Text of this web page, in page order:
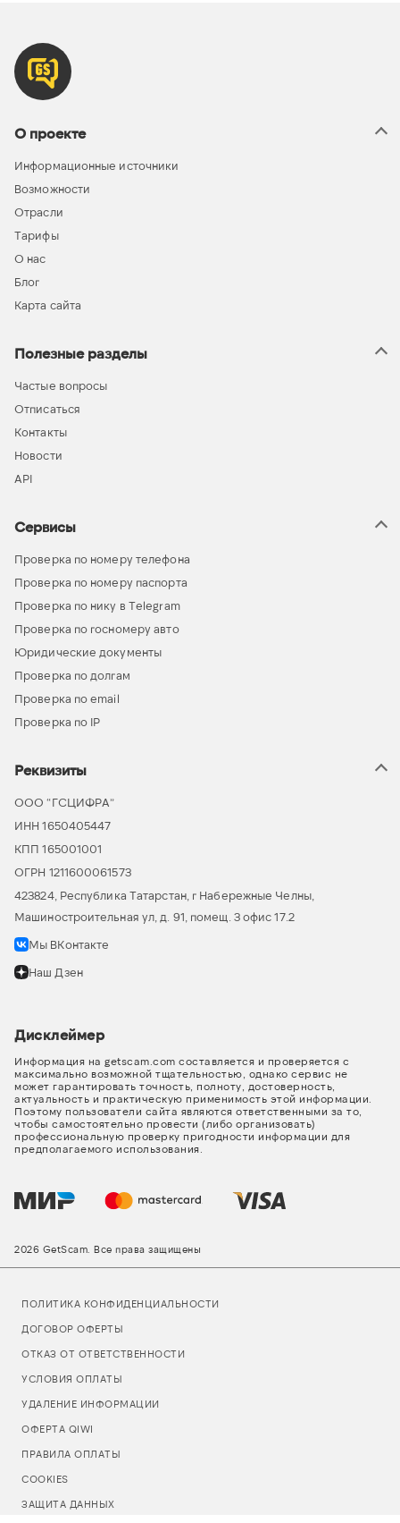
О проекте
Информационные источники
Возможности
Отрасли
Тарифы
О нас
Блог
Карта сайта
Полезные разделы
Частые вопросы
Отписаться
Контакты
Новости
API
Сервисы
Проверка по номеру телефона
Проверка по номеру паспорта
Проверка по нику в Telegram
Проверка по госномеру авто
Юридические документы
Проверка по долгам
Проверка по email
Проверка по IP
Реквизиты
ООО “ГСЦИФРА”
ИНН 1650405447
КПП 165001001
ОГРН 1211600061573
423824, Республика Татарстан, г Набережные Челны,
Машиностроительная ул, д. 91, помещ. 3 офис 17.2
Мы ВКонтакте
Наш Дзен
Дисклеймер
Информация на getscam.com составляется и проверяется с
максимально возможной тщательностью, однако сервис не
может гарантировать точность, полноту, достоверность,
актуальность и практическую применимость этой информации.
Поэтому пользователи сайта являются ответственными за то,
чтобы самостоятельно провести (либо организовать)
профессиональную проверку пригодности информации для
предполагаемого использования.
2026 GetScam. Все права защищены
ПОЛИТИКА КОНФИДЕНЦИАЛЬНОСТИ
ДОГОВОР ОФЕРТЫ
ОТКАЗ ОТ ОТВЕТСТВЕННОСТИ
УСЛОВИЯ ОПЛАТЫ
УДАЛЕНИЕ ИНФОРМАЦИИ
ОФЕРТА QIWI
ПРАВИЛА ОПЛАТЫ
COOKIES
ЗАЩИТА ДАННЫХ